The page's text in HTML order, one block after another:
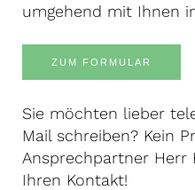
umgehend mit Ihnen
ZUM FORMULAR
Sie möchten lieber
Mail schreiben? Kein
Ansprechpartner Herr
Ihren Kontakt!